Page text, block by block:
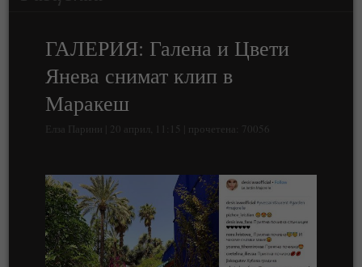
ГАЛЕРИЯ: Галена и Цвети
Янева снимат клип в
Маракеш
Елза Парини | 20 април, 11:15 | прочетена: 70056